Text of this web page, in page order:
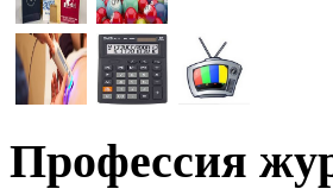
Профессия